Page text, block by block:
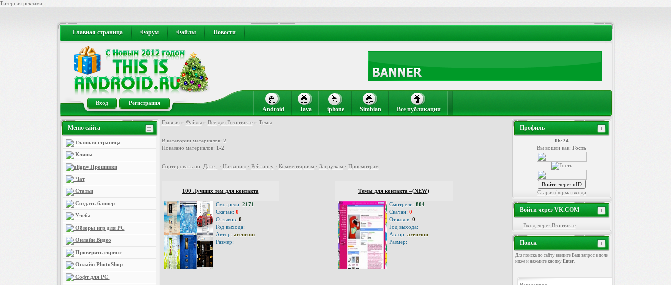
Тизерная реклама
Главная страница Форум Файлы Новости
Вход Регистрация
Android Java iphone Simbian Все публикации
Главная» Файлы» Всё для В контакте» Темы
В категории материалов: 2
Показано материалов: 1-2
Сортировать по: Дате · Названию· Рейтингу· Комментариям· Загрузкам· Просмотрам
100 Лучших тем для контакта
Смотрели: 2171
Скачан: 0
Отзывов: 0
Год выхода:
Автор: arenrom
Размер:
Темы для контакта –(NEW)
Смотрели: 804
Скачан: 0
Отзывов: 0
Год выхода:
Автор: arenrom
Размер:
Профиль
06:24
Вы вошли как: Гость
Войти через uID
Старая форма входа
Войти через VK.COM
Вход через Вконтакте
Поиск
Для поиска по сайту введите Ваш запрос в поле
ниже и нажмите кнопку Enter.
Меню сайта
Главная страница
Клипы
Прошивки
Чат
Статьи
Создать баннер
Учёба
Обзоры игр для PC
Онлайн Видео
Проверить скрипт
Онлайн PhotoShop
Софт для PC